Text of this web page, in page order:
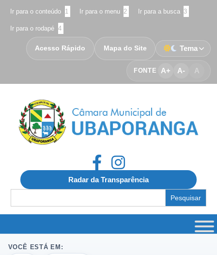
Ir para o conteúdo 1 Ir para o menu 2 Ir para a busca 3
Ir para o rodapé 4
FONTE A+ A- A
Acesso Rápido Mapa do Site Tema
Radar da Transparência
for:
VOCÊ ESTÁ EM: